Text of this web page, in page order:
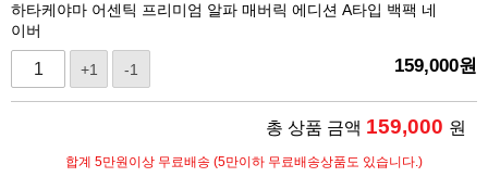
하타케야마 어센틱 프리미엄 알파 매버릭 에디션 A타입 백팩 네
이버
+1 -1 159,000원
총 상품 금액 159,000 원
합계 5만원이상 무료배송 (5만이하 무료배송상품도 있습니다.)